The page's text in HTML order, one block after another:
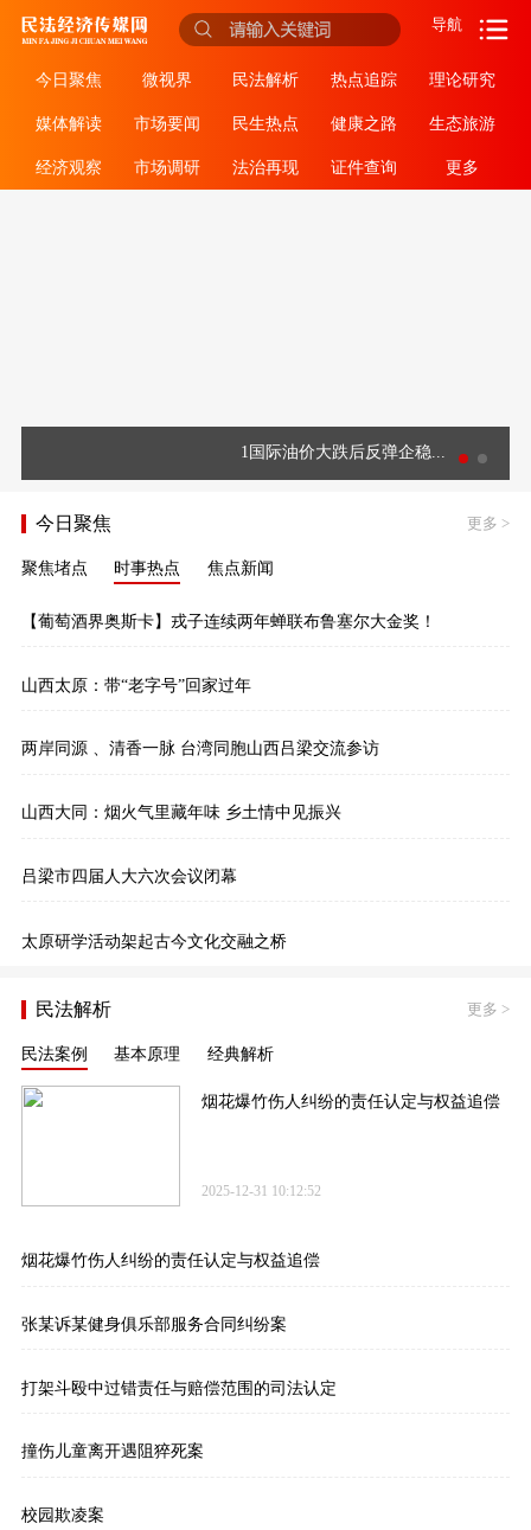
导航
今日聚焦 微视界 民法解析 热点追踪 理论研究
媒体解读 市场要闻 民生热点 健康之路 生态旅游
经济观察 市场调研 法治再现 证件查询 更多
今日聚焦 更多 >
聚焦堵点 时事热点 焦点新闻
【葡萄酒界奥斯卡】戎子连续两年蝉联布鲁塞尔大金奖！
山西太原：带“老字号”回家过年
两岸同源 、清香一脉 台湾同胞山西吕梁交流参访
山西大同：烟火气里藏年味 乡土情中见振兴
吕梁市四届人大六次会议闭幕
太原研学活动架起古今文化交融之桥
民法解析 更多 >
民法案例 基本原理 经典解析
烟花爆竹伤人纠纷的责任认定与权益追偿
2025-12-31 10:12:52
烟花爆竹伤人纠纷的责任认定与权益追偿
张某诉某健身俱乐部服务合同纠纷案
打架斗殴中过错责任与赔偿范围的司法认定
撞伤儿童离开遇阻猝死案
校园欺凌案